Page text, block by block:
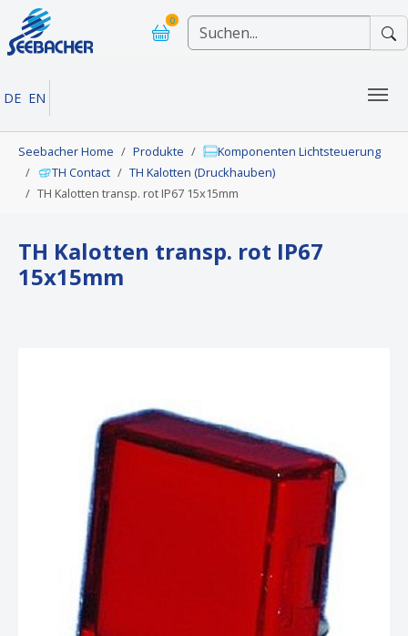
Skip to main navigation
Skip to main content
Skip to page footer
0
DE EN
Seebacher Home Produkte
Komponenten Lichtsteuerung
TH Contact
TH Kalotten (Druckhauben)
TH Kalotten transp. rot IP67 15x15mm
TH Kalotten transp. rot IP67
15x15mm